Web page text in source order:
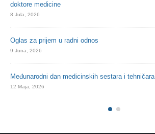
doktore medicine
8 Jula, 2026
Oglas za prijem u radni odnos
9 Juna, 2026
Međunarodni dan medicinskih sestara i tehničara
12 Maja, 2026